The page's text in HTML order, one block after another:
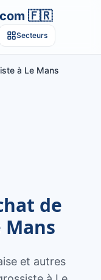
🇫🇷
Secteurs
à Le Mans
de
Mans
et autres